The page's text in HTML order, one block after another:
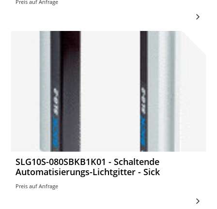
Preis auf Anfrage
SLG10S-080SBKB1K01 - Schaltende
Automatisierungs-Lichtgitter - Sick
Preis auf Anfrage